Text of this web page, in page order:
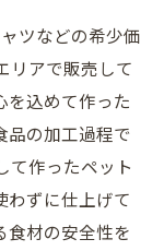
ツなどの希少価
リアで販売して
を込めて作った
品の加工過程で
て作ったペット
わずに仕上げて
食材の安全性を